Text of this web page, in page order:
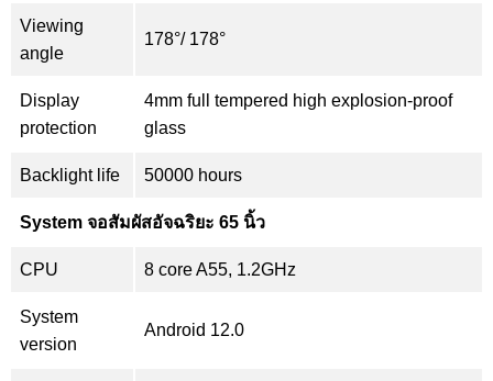
Viewing
angle
178°/ 178°
Display
protection
4mm full tempered high explosion-proof
glass
Backlight life 50000 hours
System จอสัมผัสอัจฉริยะ 65 นิ้ว
CPU 8 core A55, 1.2GHz
System
version
Android 12.0